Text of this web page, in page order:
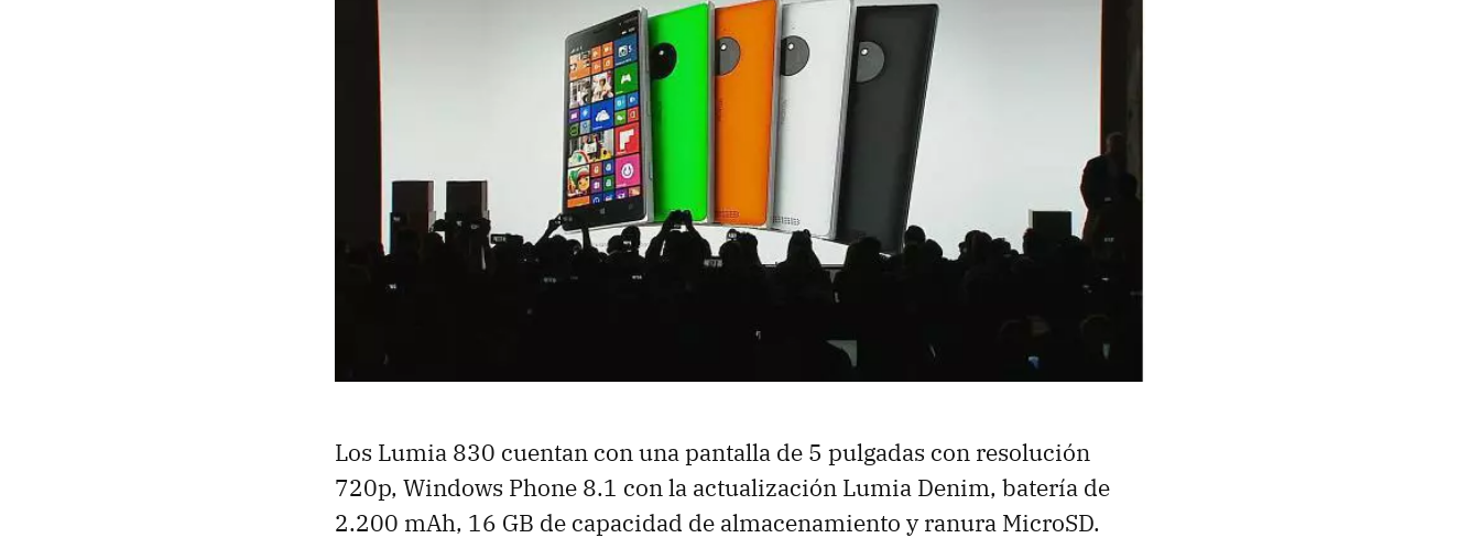
Los Lumia 830 cuentan con una pantalla de 5 pulgadas con resolución
720p, Windows Phone 8.1 con la actualización Lumia Denim, batería de
2.200 mAh, 16 GB de capacidad de almacenamiento y ranura MicroSD.